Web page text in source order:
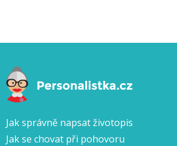
Jak správně napsat životopis
Jak se chovat při pohovoru